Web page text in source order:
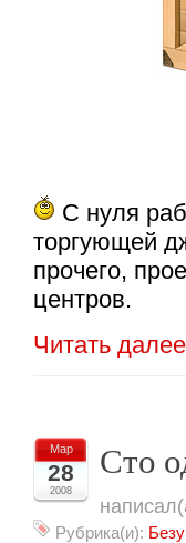
С нуля
торгующей
прочего,
центров.
Читать
Мар
28
2008
Сто
Рубрика(и):